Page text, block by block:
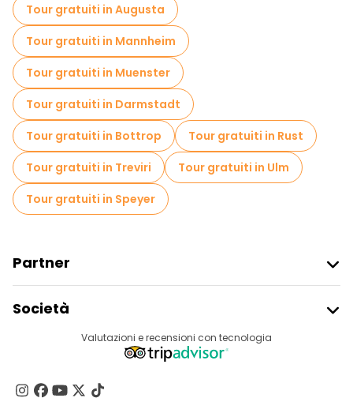
Tour gratuiti in Augusta
Tour gratuiti in Mannheim
Tour gratuiti in Muenster
Tour gratuiti in Darmstadt
Tour gratuiti in Bottrop
Tour gratuiti in Rust
Tour gratuiti in Treviri
Tour gratuiti in Ulm
Tour gratuiti in Speyer
Partner
Accesso Del Fornitore
Programma Di Affiliazione
Società
Destinazioni
Contattaci
Valutazioni e recensioni con tecnologia